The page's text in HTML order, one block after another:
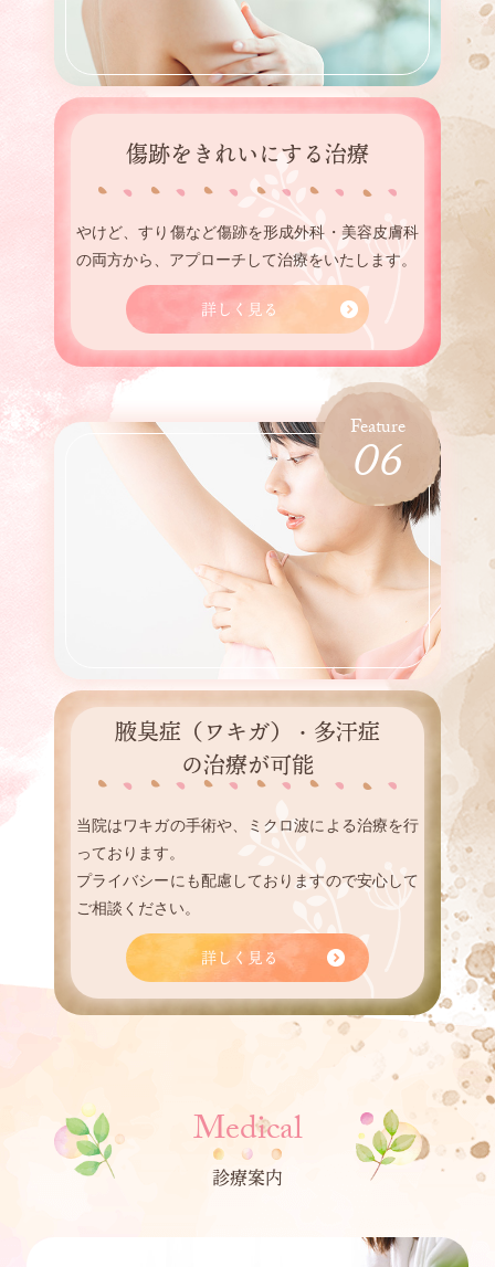
傷跡をきれいにする治療
やけど、すり傷など傷跡を形成外科・美容皮膚科
の両方から、アプローチして治療をいたします。
詳しく見る
06
腋臭症（ワキガ）・多汗症
の治療が可能
当院はワキガの手術や、ミクロ波による治療を行
っております。
プライバシーにも配慮しておりますので安心して
ご相談ください。
詳しく見る
Medical
診療案内